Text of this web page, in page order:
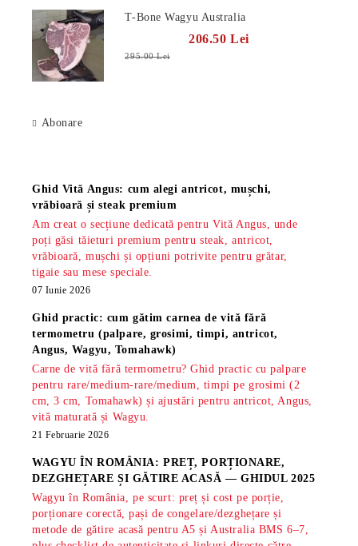
T-Bone Wagyu Australia
206.50 Lei
295.00 Lei
Abonare
Ghid Vită Angus: cum alegi antricot, mușchi,
vrăbioară și steak premium
Am creat o secțiune dedicată pentru Vită Angus, unde
poți găsi tăieturi premium pentru steak, antricot,
vrăbioară, mușchi și opțiuni potrivite pentru grătar,
tigaie sau mese speciale.
07 Iunie 2026
Ghid practic: cum gătim carnea de vită fără
termometru (palpare, grosimi, timpi, antricot,
Angus, Wagyu, Tomahawk)
Carne de vită fără termometru? Ghid practic cu palpare
pentru rare/medium-rare/medium, timpi pe grosimi (2
cm, 3 cm, Tomahawk) și ajustări pentru antricot, Angus,
vită maturată și Wagyu.
21 Februarie 2026
WAGYU ÎN ROMÂNIA: PREȚ, PORȚIONARE,
DEZGHEȚARE ȘI GĂTIRE ACASĂ — GHIDUL 2025
Wagyu în România, pe scurt: preț și cost pe porție,
porționare corectă, pași de congelare/dezghețare și
metode de gătire acasă pentru A5 și Australia BMS 6–7,